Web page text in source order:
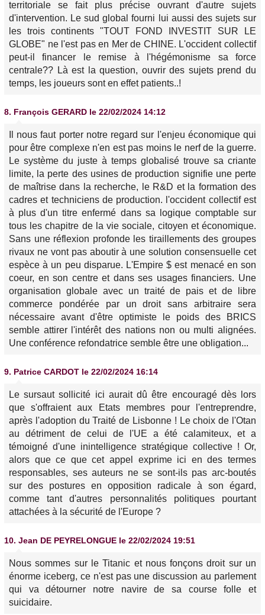
territoriale se fait plus précise ouvrant d'autre sujets
d'intervention. Le sud global fourni lui aussi des sujets sur
les trois continents "TOUT FOND INVESTIT SUR LE
GLOBE" ne l'est pas en Mer de CHINE. L'occident collectif
peut-il financer le remise à l'hégémonisme sa force
centrale?? Là est la question, ouvrir des sujets prend du
temps, les joueurs sont en effet patients..!
8. François GERARD le 22/02/2024 14:12
Il nous faut porter notre regard sur l'enjeu économique qui
pour être complexe n'en est pas moins le nerf de la guerre.
Le système du juste à temps globalisé trouve sa criante
limite, la perte des usines de production signifie une perte
de maîtrise dans la recherche, le R&D et la formation des
cadres et techniciens de production. l'occident collectif est
à plus d'un titre enfermé dans sa logique comptable sur
tous les chapitre de la vie sociale, citoyen et économique.
Sans une réflexion profonde les tiraillements des groupes
rivaux ne vont pas aboutir à une solution consensuelle cet
espèce à un peu disparue. L'Empire $ est menacé en son
coeur, en son centre et dans ses usages financiers. Une
organisation globale avec un traité de pais et de libre
commerce pondérée par un droit sans arbitraire sera
nécessaire avant d'être optimiste le poids des BRICS
semble attirer l'intérêt des nations non ou multi alignées.
Une conférence refondatrice semble être une obligation...
9. Patrice CARDOT le 22/02/2024 16:14
Le sursaut sollicité ici aurait dû être encouragé dès lors
que s'offraient aux Etats membres pour l'entreprendre,
après l'adoption du Traité de Lisbonne ! Le choix de l'Otan
au détriment de celui de l'UE a été calamiteux, et a
témoigné d'une inintelligence stratégique collective ! Or,
alors que ce que cet appel exprime ici en des termes
responsables, ses auteurs ne se sont-ils pas arc-boutés
sur des postures en opposition radicale à son égard,
comme tant d'autres personnalités politiques pourtant
attachées à la sécurité de l'Europe ?
10. Jean DE PEYRELONGUE le 22/02/2024 19:51
Nous sommes sur le Titanic et nous fonçons droit sur un
énorme iceberg, ce n'est pas une discussion au parlement
qui va détourner notre navire de sa course folle et
suicidaire.